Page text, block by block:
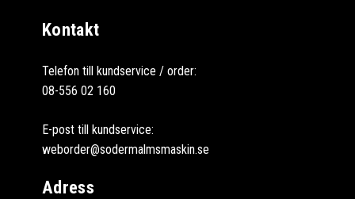
Kontakt
Telefon till kundservice / order:
08-556 02 160
E-post till kundservice:
weborder@sodermalmsmaskin.se
Adress